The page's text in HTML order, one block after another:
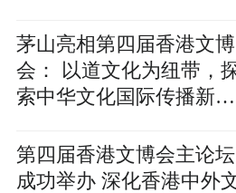
茅山亮相第四届香港文博
会： 以道文化为纽带，探
索中华文化国际传播新表
第四届香港文博会主论坛
成功举办 深化香港中外文